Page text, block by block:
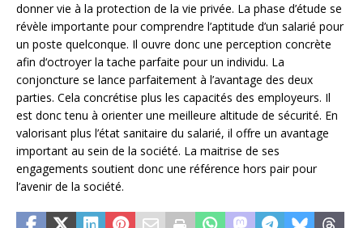
donner vie à la protection de la vie privée. La phase d’étude se
révèle importante pour comprendre l’aptitude d’un salarié pour
un poste quelconque. Il ouvre donc une perception concrète
afin d‘octroyer la tache parfaite pour un individu. La
conjoncture se lance parfaitement à l’avantage des deux
parties. Cela concrétise plus les capacités des employeurs. Il
est donc tenu à orienter une meilleure altitude de sécurité. En
valorisant plus l’état sanitaire du salarié, il offre un avantage
important au sein de la société. La maitrise de ses
engagements soutient donc une référence hors pair pour
l’avenir de la société.